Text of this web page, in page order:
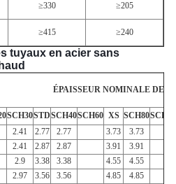
≥330 ≥205
≥415 ≥240
tuyaux en acier sans
ÉPAISSEUR NOMINALE DE
SCH30STDSCH40SCH60 XS SCH80
2.41 2.77 2.77 3.73
3.73
2.41 2.87 2.87 3.91
3.91
2.9 3.38 3.38 4.55
4.55
2.97 3.56 3.56 4.85
4.85